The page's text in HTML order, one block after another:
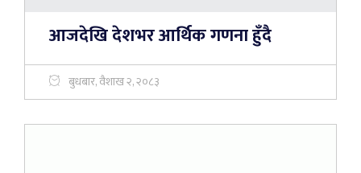
आजदेखि देशभर आर्थिक गणना हुँदै
बुधबार, वैशाख २, २०८३